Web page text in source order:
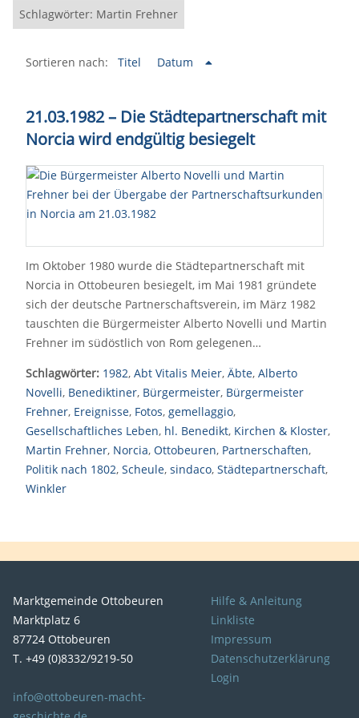
Schlagwörter: Martin Frehner
Sortieren nach: Titel Datum
21.03.1982 – Die Städtepartnerschaft mit
Norcia wird endgültig besiegelt
Im Oktober 1980 wurde die Städtepartnerschaft mit
Norcia in Ottobeuren besiegelt, im Mai 1981 gründete
sich der deutsche Partnerschaftsverein, im März 1982
tauschten die Bürgermeister Alberto Novelli und Martin
Frehner im südöstlich von Rom gelegenen…
Schlagwörter: 1982, Abt Vitalis Meier, Äbte, Alberto
Novelli, Benediktiner, Bürgermeister, Bürgermeister
Frehner, Ereignisse, Fotos, gemellaggio,
Gesellschaftliches Leben, hl. Benedikt, Kirchen & Kloster,
Martin Frehner, Norcia, Ottobeuren, Partnerschaften,
Politik nach 1802, Scheule, sindaco, Städtepartnerschaft,
Winkler
Marktgemeinde Ottobeuren
Marktplatz 6
87724 Ottobeuren
T. +49 (0)8332/9219-50
info@ottobeuren-macht-
Hilfe & Anleitung
Linkliste
Impressum
Datenschutzerklärung
Login